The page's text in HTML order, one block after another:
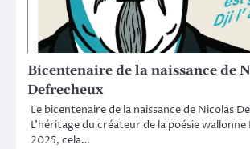
Bicentenaire de la naissance de
Defrecheux
Le bicentenaire de la naissance de Nicolas
L’héritage du créateur de la poésie wallonne
2025, cela…